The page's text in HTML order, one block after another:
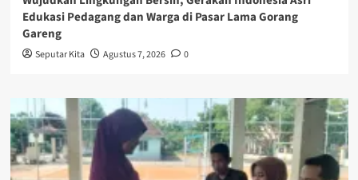
Edukasi Pedagang dan Warga di Pasar Lama Gorang
Gareng
Seputar Kita Agustus 7, 2026 0